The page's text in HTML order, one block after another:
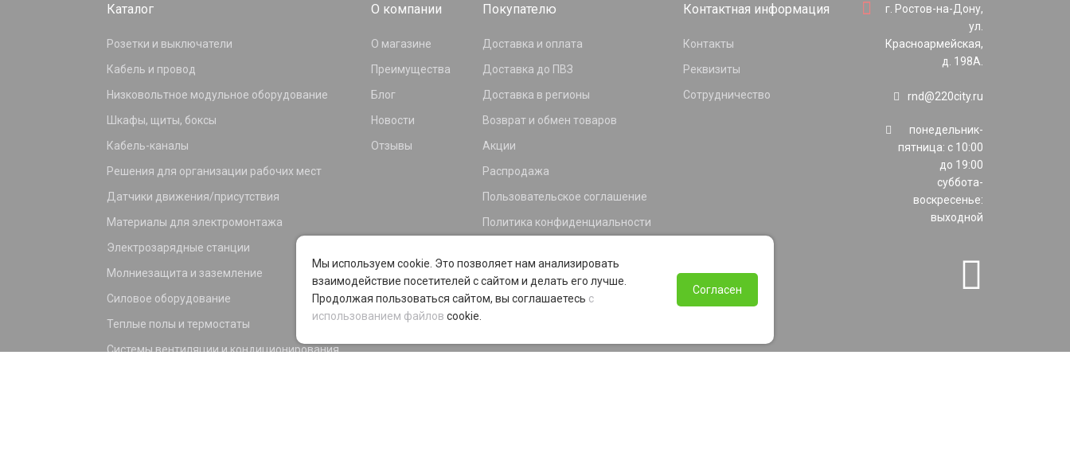
Каталог
Розетки и выключатели
Кабель и провод
Низковольтное модульное оборудование
Шкафы, щиты, боксы
Кабель-каналы
Решения для организации рабочих мест
Датчики движения/присутствия
Материалы для электромонтажа
Электрозарядные станции
Молниезащита и заземление
Силовое оборудование
Теплые полы и термостаты
Системы вентиляции и кондиционирования
О компании
О магазине
Преимущества
Блог
Новости
Отзывы
Покупателю
Доставка и оплата
Доставка до ПВЗ
Доставка в регионы
Возврат и обмен товаров
Акции
Распродажа
Пользовательское соглашение
Политика конфиденциальности
Программа лояльности
Контактная информация
Контакты
Реквизиты
Сотрудничество
г. Ростов-на-Дону,
ул.
Красноармейская,
д. 198А.
rnd@220city.ru
понедельник-
пятница: с 10:00
до 19:00
суббота-
воскресенье:
выходной
Мы используем cookie. Это позволяет нам анализировать
взаимодействие посетителей с сайтом и делать его лучше.
Продолжая пользоваться сайтом, вы соглашаетесь с
использованием файлов cookie.
Согласен